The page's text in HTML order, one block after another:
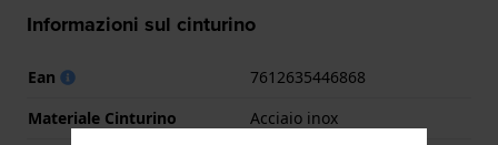
Informazioni sul cinturino
Ean
7612635446868
Materiale Cinturino
Acciaio inox